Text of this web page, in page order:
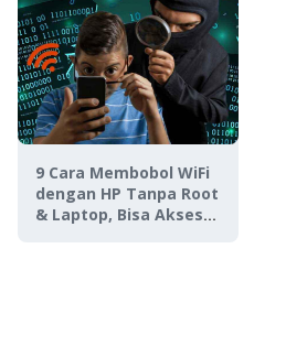
9 Cara Membobol WiFi
dengan HP Tanpa Root
& Laptop, Bisa Akses